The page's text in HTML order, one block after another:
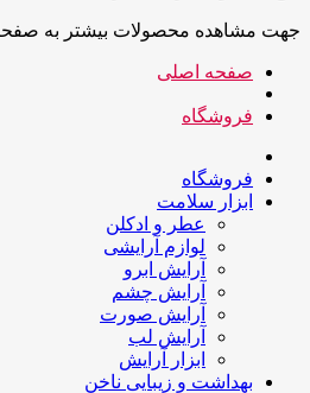
جهت مشاهده محصولات بیشتر به
صفحه اصلی
فروشگاه
فروشگاه
ابزار سلامت
عطر و ادکلن
لوازم آرایشی
آرایش ابرو
آرایش چشم
آرایش صورت
آرایش لب
ابزار آرایش
بهداشت و زیبایی ناخن